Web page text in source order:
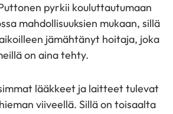
pyrkii kouluttautumaan
mahdollisuuksien mukaan, sillä
jämähtänyt hoitaja, joka
on aina tehty.
lääkkeet ja laitteet tulevat
viiveellä. Sillä on toisaalta